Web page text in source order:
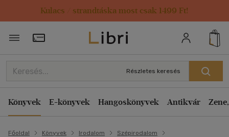
Kulacs / strandtáska most csak 1499 Ft!
Törzsvásárlói Kártya adatai
Részletes keresés
Könyvek E-könyvek Hangoskönyvek Antikvár
Főoldal Könyvek Irodalom
Szépirodalom